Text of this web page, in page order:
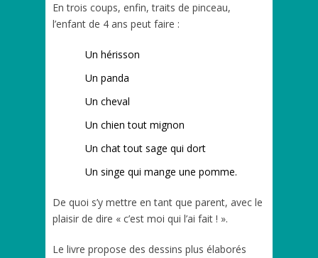
En trois coups, enfin, traits de pinceau,
l’enfant de 4 ans peut faire :
Un hérisson
Un panda
Un cheval
Un chien tout mignon
Un chat tout sage qui dort
Un singe qui mange une pomme.
De quoi s’y mettre en tant que parent, avec le
plaisir de dire « c’est moi qui l’ai fait ! ».
Le livre propose des dessins plus élaborés